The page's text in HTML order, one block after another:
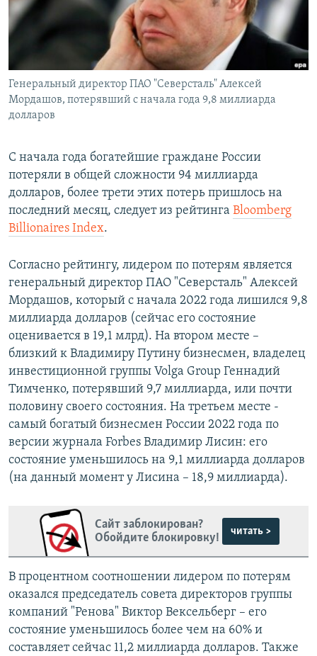
ПОБЕДИТЕЛЕЙ НЕ СУДЯТ?
КРЫМ.НЕПОКОРЕННЫЙ
УКРАИНСКАЯ ПРОБЛЕМА КРЫМА
ПРИСОЕДИНЯЙТЕСЬ!
Все сайты RFE/RL
Генеральный директор ПАО "Северсталь" Алексей
Мордашов, потерявший с начала года 9,8 миллиарда
долларов
С начала года богатейшие граждане России
потеряли в общей сложности 94 миллиарда
долларов, более трети этих потерь пришлось на
последний месяц, следует из рейтинга Bloomberg
Billionaires Index.
Согласно рейтингу, лидером по потерям является
генеральный директор ПАО "Северсталь" Алексей
Мордашов, который с начала 2022 года лишился 9,8
миллиарда долларов (сейчас его состояние
оценивается в 19,1 млрд). На втором месте –
близкий к Владимиру Путину бизнесмен, владелец
инвестиционной группы Volga Group Геннадий
Тимченко, потерявший 9,7 миллиарда, или почти
половину своего состояния. На третьем месте -
самый богатый бизнесмен России 2022 года по
версии журнала Forbes Владимир Лисин: его
состояние уменьшилось на 9,1 миллиарда долларов
(на данный момент у Лисина – 18,9 миллиарда).
Сайт заблокирован?
Обойдите блокировку!
читать >
В процентном соотношении лидером по потерям
оказался председатель совета директоров группы
компаний "Ренова" Виктор Вексельберг – его
состояние уменьшилось более чем на 60% и
составляет сейчас 11,2 миллиарда долларов. Также